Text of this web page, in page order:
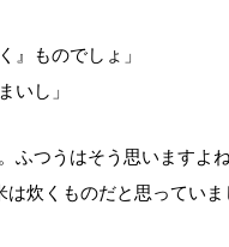
』ものでしょ」
いし」
ふつうはそう思いますよね
は炊くものだと思ってい